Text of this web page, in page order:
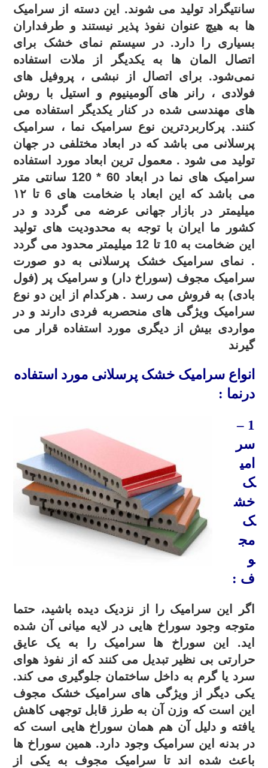
سانتیگراد تولید می شوند. این دسته از سرامیک
ها به هیچ عنوان نفوذ پذیر نیستند و طرفداران
بسیاری را دارد.در سیستم نمای خشک برای
اتصال المان ها به یکدیگر از ملات استفاده
نمی‌شود. برای اتصال از نبشی ، پروفیل های
فولادی ، رانر های آلومینیوم و استیل با روش
های مهندسی شده در کنار یکدیگر استفاده می
کنند. پرکاربردترین نوع سرامیک نما ، سرامیک
پرسلانی می باشد که در ابعاد مختلفی در جهان
تولید می شود . معمول ترین ابعاد مورد استفاده
سرامیک های نما در ابعاد 60 * 120 سانتی متر
می باشد که این ابعاد با ضخامت های 6 تا ۱۲
میلیمتر در بازار جهانی عرضه می گردد و در
کشور ما ایران با توجه به محدودیت های تولید
این ضخامت به 10 تا 12 میلیمتر محدود می گردد
. نمای سرامیک خشک پرسلانی به دو صورت
سرامیک مجوف (سوراخ دار) و سرامیک پر (فول
بادی) به فروش می رسد . هرکدام از این دو نوع
سرامیک ویژگی های منحصربه فردی دارند و در
مواردی بیش از دیگری مورد استفاده قرار می
گیرند
انواع سرامیک خشک پرسلانی مورد استفاده
درنما :
1 –
سر
امی
ک
خش
ک
مج
و
ف :
اگر این سرامیک را از نزدیک دیده باشید، حتما
متوجه وجود سوراخ هایی در لایه میانی آن شده
اید. این سوراخ ها سرامیک را به یک عایق
حرارتی بی نظیر تبدیل می کنند که از نفوذ هوای
سرد یا گرم به داخل ساختمان جلوگیری می کند.
یکی دیگر از ویژگی های سرامیک خشک مجوف
این است که وزن آن به طرز قابل توجهی کاهش
یافته و دلیل آن هم همان سوراخ هایی است که
در بدنه این سرامیک وجود دارد. همین سوراخ ها
باعث شده اند تا سرامیک مجوف به یکی از